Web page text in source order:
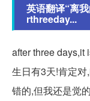
英语翻译“离
rthreeday...
after three days,it
生日有3天!肯定
错的,但我还是觉